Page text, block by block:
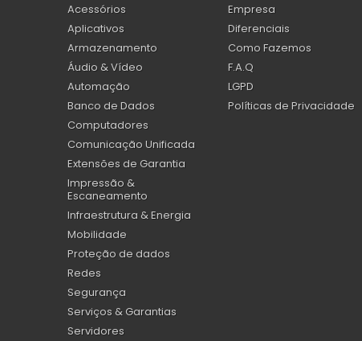
Acessórios
Aplicativos
Armazenamento
Áudio & Vídeo
Automação
Banco de Dados
Computadores
Comunicação Unificada
Extensões de Garantia
Impressão &
Escaneamento
Infraestrutura & Energia
Mobilidade
Proteção de dados
Redes
Segurança
Serviços & Garantias
Servidores
Empresa
Diferenciais
Como Fazemos
F.A.Q
LGPD
Políticas de Privacidade